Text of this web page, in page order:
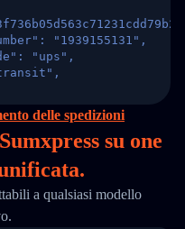
"1939155131",
"ups",
2,
[
03-08 04: 22: 00",
"Departed
delle spedizioni
su one
a qualsiasi modello